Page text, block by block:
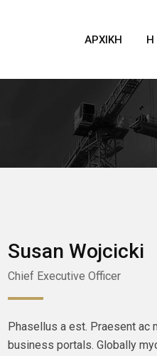
ΑΡΧΙΚΗ Η
Susan Wojcicki
Chief Executive Officer
Phasellus a est. Praesent
business portals. Globally